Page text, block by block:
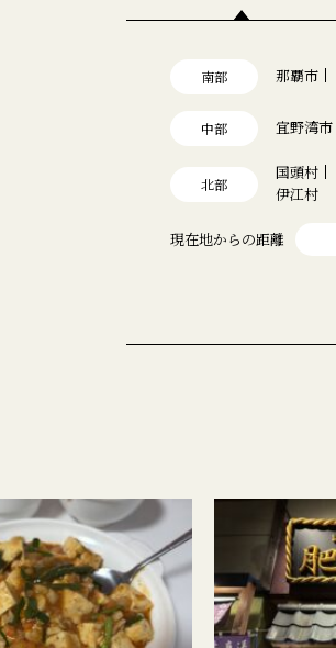
南部 那覇市
中部 宜野湾市
北部
国頭村
伊江村
現在地からの距離